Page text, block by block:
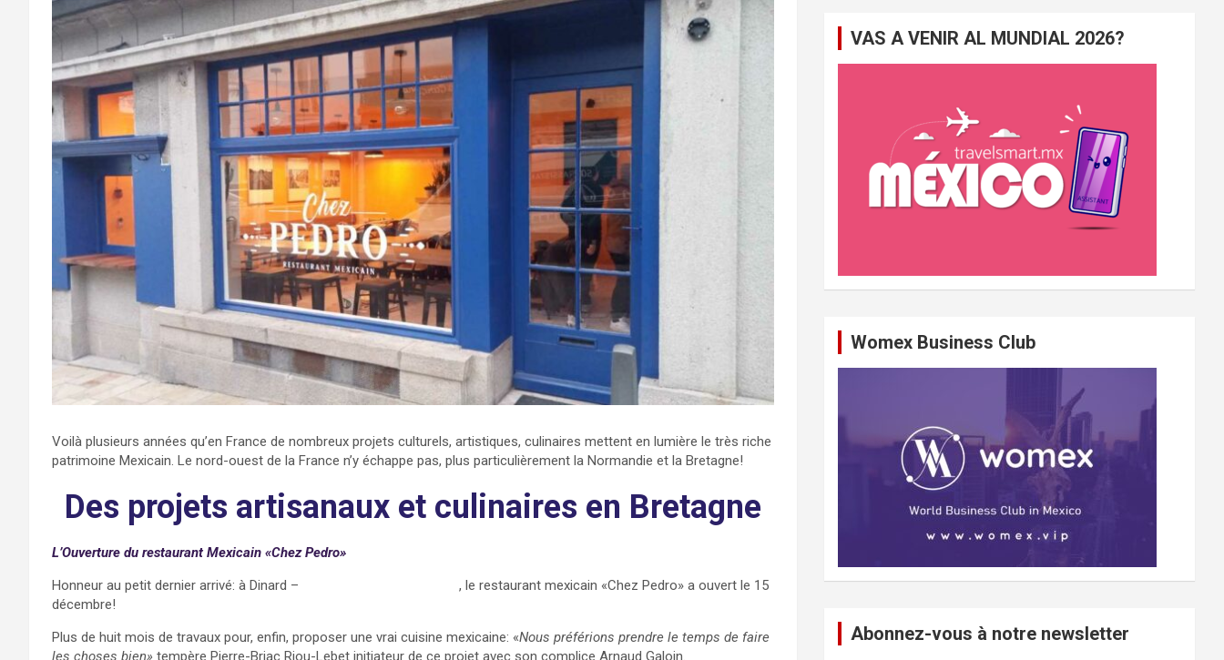
Voilà plusieurs années qu’en France de nombreux projets culturels, artistiques, culinaires mettent en lumière le très riche
patrimoine Mexicain. Le nord-ouest de la France n’y échappe pas, plus particulièrement la Normandie et la Bretagne!
Des projets artisanaux et culinaires en Bretagne
L’Ouverture du restaurant Mexicain «Chez Pedro»
Honneur au petit dernier arrivé: à Dinard –
, le restaurant mexicain «Chez Pedro» a ouvert le 15
décembre!
Plus de huit mois de travaux pour, enfin, proposer une vrai cuisine mexicaine: «Nous préférions prendre le temps de faire
les choses bien» tempère Pierre-Briac Riou-Lebet initiateur de ce projet avec son complice Arnaud Galoin.
c
VAS A VENIR AL MUNDIAL 2026?
Womex Business Club
Abonnez-vous à notre newsletter